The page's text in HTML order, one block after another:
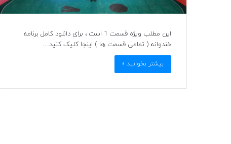
این مطلب ویژه قسمت 1 است ، برای دانلود کامل برنامه
خندوانه ( تمامی قسمت ها ) اینجا کلیک کنید…
بیشتر بخوانید »